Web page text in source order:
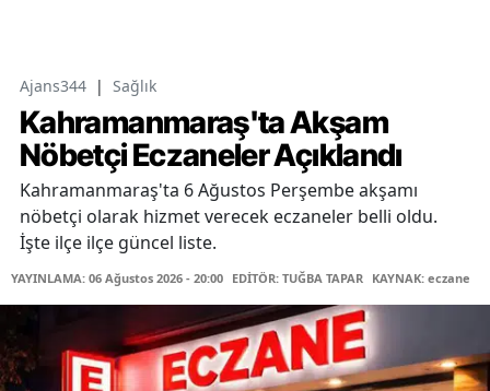
Ajans344 | Sağlık
Kahramanmaraş'ta Akşam
Nöbetçi Eczaneler Açıklandı
Kahramanmaraş'ta 6 Ağustos Perşembe akşamı
nöbetçi olarak hizmet verecek eczaneler belli oldu.
İşte ilçe ilçe güncel liste.
YAYINLAMA: 06 Ağustos 2026 - 20:00 EDİTÖR: TUĞBA TAPAR KAYNAK: eczane